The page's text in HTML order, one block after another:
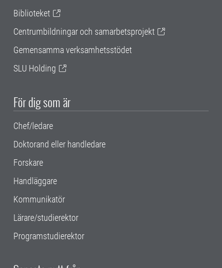
Biblioteket
Centrumbildningar och samarbetsprojekt
Gemensamma verksamhetsstödet
SLU Holding
För dig som är
Chef/ledare
Doktorand eller handledare
Forskare
Handläggare
Kommunikatör
Lärare/studierektor
Programstudierektor